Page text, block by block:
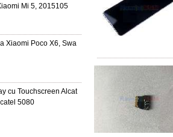
Mi 5, 2015105
Xiaomi Poco X6, Swa
cu Touchscreen Alcat
5080